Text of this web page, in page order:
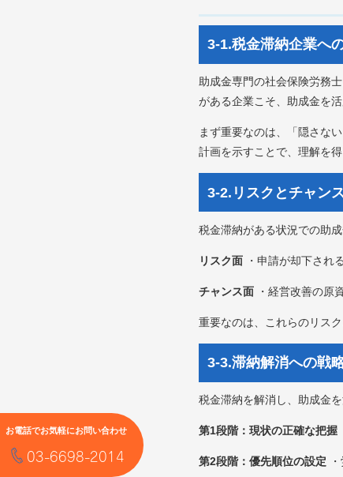
3-1.税金滞納企業へ
助成金専門の社会保険労務
がある企業こそ、助成金を
まず重要なのは、「隠さな
計画を示すことで、理解を
3-2.リスクとチャン
税金滞納がある状況での助
リスク面 ・申請が却下され
チャンス面 ・経営改善の原
重要なのは、これらのリス
3-3.滞納解消への戦
税金滞納を解消し、助成金
第1段階：現状の正確な把握
第2段階：優先順位の設定
お電話でお気軽にお問い合わせ
03-6698-2014